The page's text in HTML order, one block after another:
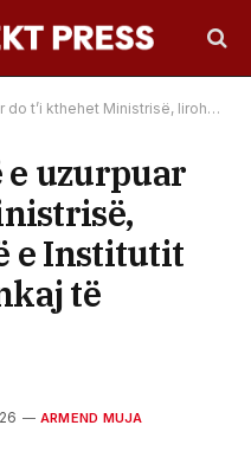
një pronë e Institutit Bujqësor në Stankaj të Rugovës
e uzurpuar
e Institutit
të
ARMEND MUJA